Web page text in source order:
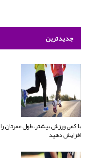
جدیدترین
با کمی ورزش بیشتر، طول عمرتان را
افزایش دهید